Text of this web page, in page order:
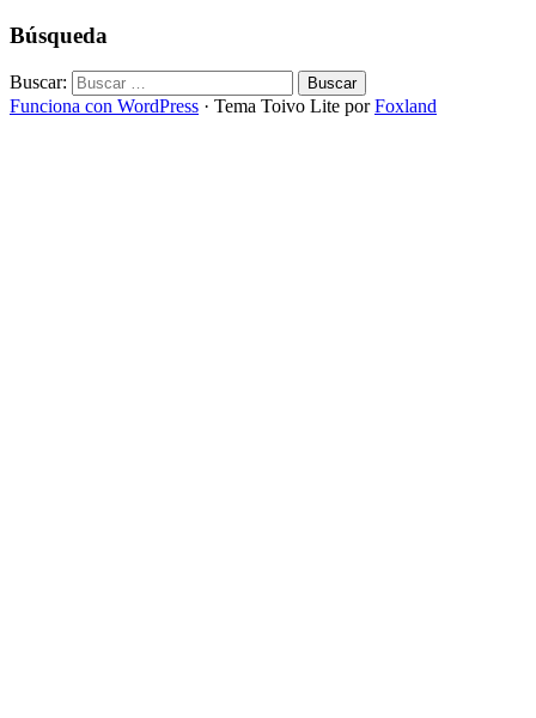
Búsqueda
Buscar:
Funciona con WordPress · Tema Toivo Lite porFoxland